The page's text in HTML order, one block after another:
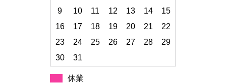
9
10 11 12 13 14
15
16
17 18 19 20 21
22
23
24 25 26 27 28
29
30
31
休業